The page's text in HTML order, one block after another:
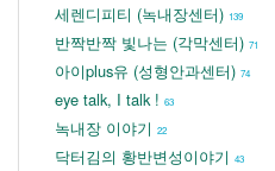
세렌디피티 (녹내장센터) 139
반짝반짝 빛나는 (각막센터) 71
아이plus유 (성형안과센터) 74
eye talk, I talk ! 63
녹내장 이야기 22
닥터김의 황반변성이야기 43